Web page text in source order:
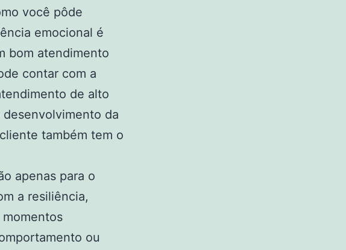
você pôde
emocional é
bom atendimento
contar com a
de alto
da
também tem o
apenas para o
a resiliência,
ou